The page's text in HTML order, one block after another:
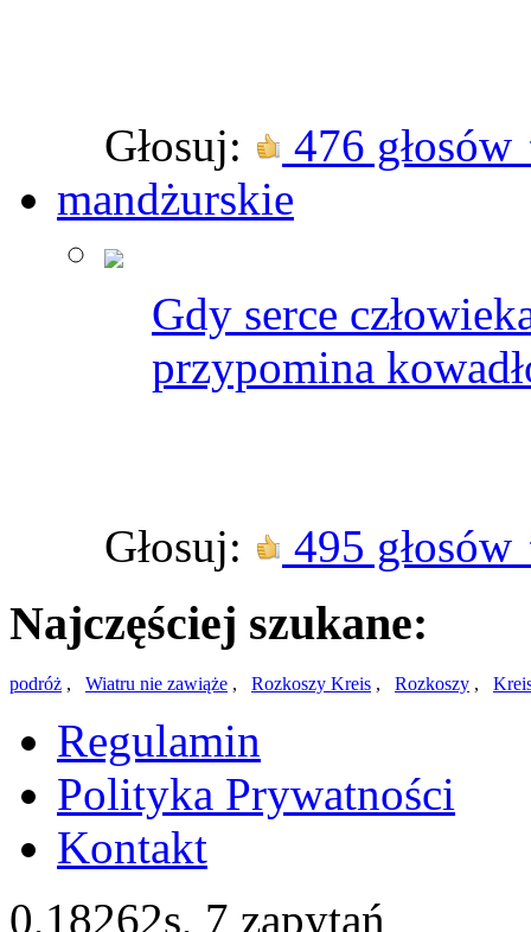
Głosuj:
476
mandżurskie
Gdy serce
przypomina
Głosuj: 495
Najczęściej szukane:
podróż , Wiatru nie zawiąże , Rozkoszy Kreis , Rozkoszy ,
Regulamin
Polityka Prywatności
Kontakt
0,18262s, 7 zapytań